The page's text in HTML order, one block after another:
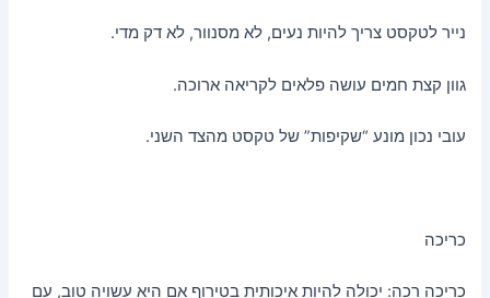
נייר לטקסט צריך להיות נעים, לא מסנוור, לא דק מדי.
גוון קצת חמים עושה פלאים לקריאה ארוכה.
עובי נכון מונע “שקיפות” של טקסט מהצד השני.
כריכה
כריכה רכה: יכולה להיות איכותית בטירוף אם היא עשויה טוב, עם